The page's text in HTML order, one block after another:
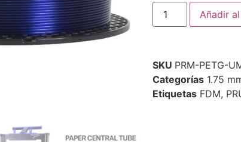
Añadir
SKU PRM-PETG-
Categorías 1.75
Etiquetas FDM,